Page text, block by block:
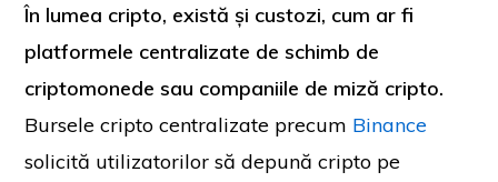
În lumea cripto, există și custozi, cum ar fi
platformele centralizate de schimb de
criptomonede sau companiile de miză cripto.
Bursele cripto centralizate precum Binance
solicită utilizatorilor să depună cripto pe